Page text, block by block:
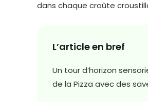
dans chaque croûte
L’article en bref
Un tour d’horizon
de la Pizza avec des